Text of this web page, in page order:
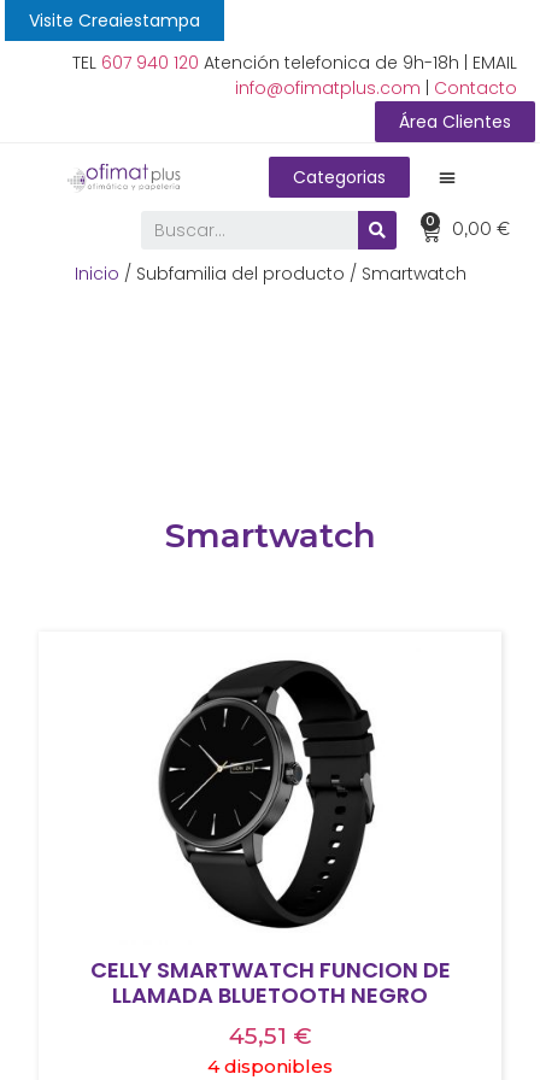
Visite Creaiestampa
TEL 607 940 120 Atención telefonica de 9h-18h | EMAIL
info@ofimatplus.com
Contacto
Área Clientes
Categorias
0,00€
0
Inicio / Subfamilia del producto / Smartwatch
Smartwatch
CELLY SMARTWATCH FUNCION DE
LLAMADA BLUETOOTH NEGRO
45,51 €
4 disponibles